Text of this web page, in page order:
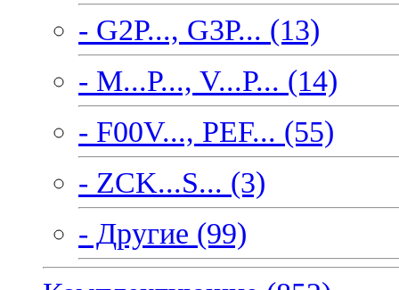
- G2P..., G3P... (13)
- M...P..., V...P... (14)
- F00V..., PEF... (55)
- ZCK...S... (3)
- Другие (99)